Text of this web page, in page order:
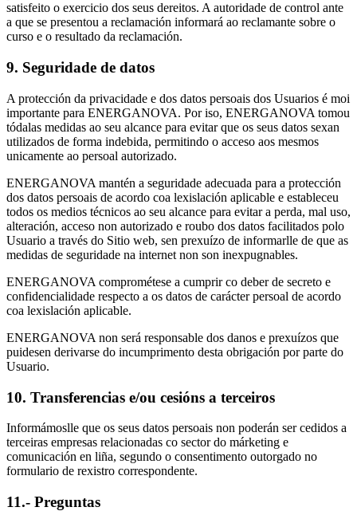
satisfeito o exercicio dos seus dereitos. A autoridade de control ante
a que se presentou a reclamación informará ao reclamante sobre o
curso e o resultado da reclamación.
9. Seguridade de datos
A protección da privacidade e dos datos persoais dos Usuarios é moi
importante para ENERGANOVA. Por iso, ENERGANOVA tomou
tódalas medidas ao seu alcance para evitar que os seus datos sexan
utilizados de forma indebida, permitindo o acceso aos mesmos
unicamente ao persoal autorizado.
ENERGANOVA mantén a seguridade adecuada para a protección
dos datos persoais de acordo coa lexislación aplicable e estableceu
todos os medios técnicos ao seu alcance para evitar a perda, mal uso,
alteración, acceso non autorizado e roubo dos datos facilitados polo
Usuario a través do Sitio web, sen prexuízo de informarlle de que as
medidas de seguridade na internet non son inexpugnables.
ENERGANOVA comprométese a cumprir co deber de secreto e
confidencialidade respecto a os datos de carácter persoal de acordo
coa lexislación aplicable.
ENERGANOVA non será responsable dos danos e prexuízos que
puidesen derivarse do incumprimento desta obrigación por parte do
Usuario.
10. Transferencias e/ou cesións a terceiros
Informámoslle que os seus datos persoais non poderán ser cedidos a
terceiras empresas relacionadas co sector do márketing e
comunicación en liña, segundo o consentimento outorgado no
formulario de rexistro correspondente.
11.- Preguntas